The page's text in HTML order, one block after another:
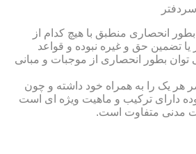
انحصاری منطبق با هیچ کدام از
تضمین حق و غیره نبوده و قواعد
توان بطور انحصاری از موجبات و مبانی
هر یک را به همراه خود داشته و چون
دارای ترکیب و ماهیت ویژه ای است
مدنی متفاوت است.